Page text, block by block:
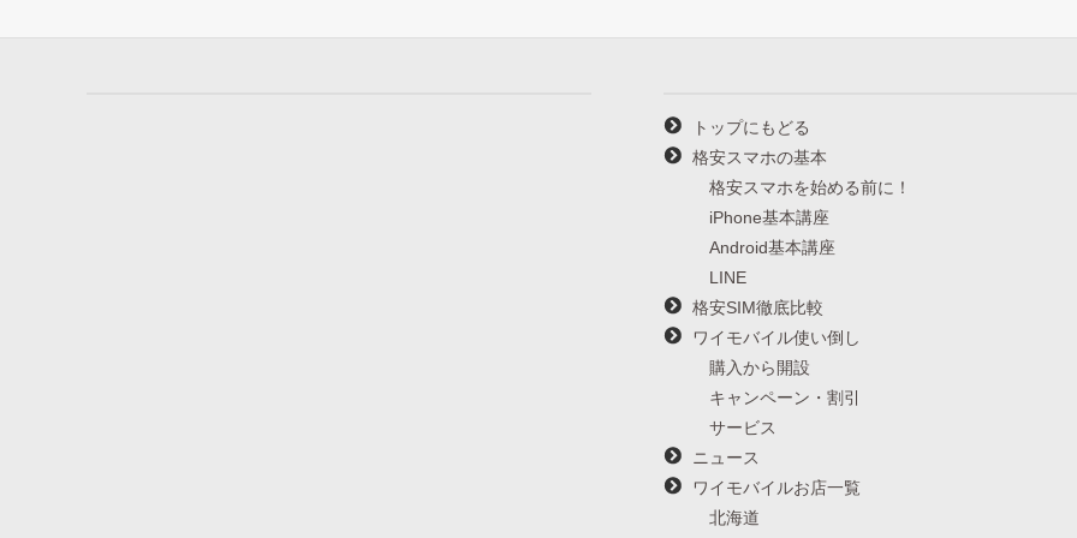
トップにもどる
格安スマホの基本
格安スマホを始める前に！
iPhone基本講座
Android基本講座
LINE
格安SIM徹底比較
ワイモバイル使い倒し
購入から開設
キャンペーン・割引
サービス
ニュース
ワイモバイルお店一覧
北海道